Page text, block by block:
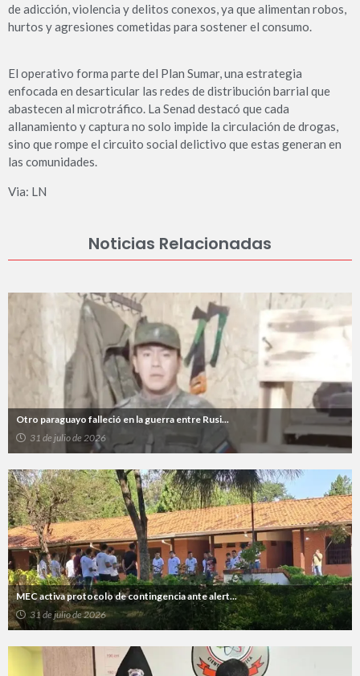
de adicción, violencia y delitos conexos, ya que alimentan robos,
hurtos y agresiones cometidas para sostener el consumo.
El operativo forma parte del Plan Sumar, una estrategia
enfocada en desarticular las redes de distribución barrial que
abastecen al microtráfico. La Senad destacó que cada
allanamiento y captura no solo impide la circulación de drogas,
sino que rompe el circuito social delictivo que estas generan en
las comunidades.
Via: LN
Noticias Relacionadas
Otro paraguayo falleció en la guerra entre Rusi...
31 de julio de 2026
MEC activa protocolo de contingencia ante alert...
31 de julio de 2026